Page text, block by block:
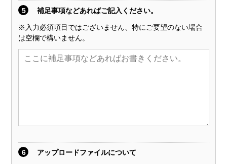
5 補足事項などあればご記入ください。
※入力必須項目ではございません、特にご要望のない場合
は空欄で構いません。
6 アップロードファイルについて